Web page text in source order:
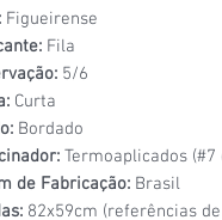
Figueirense
Fila
5/6
Curta
Bordado
Termoaplicados
de Fabricação: Brasil
82x59cm (referências